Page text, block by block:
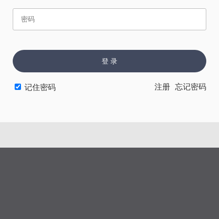
赏 催 票
登 录
记住密码 忘记密码
注册